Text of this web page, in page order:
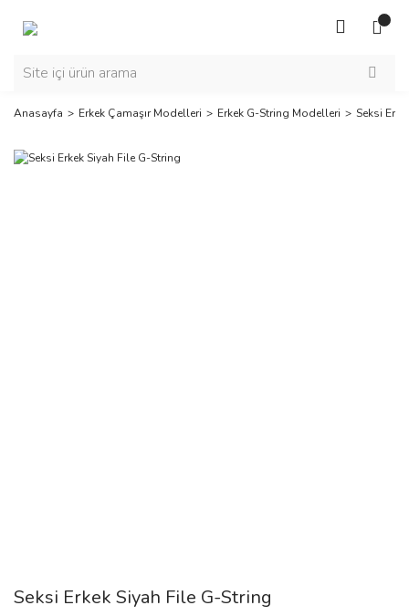
Anasayfa Erkek Çamaşır Modelleri Erkek G-String Modelleri Seksi
Seksi Erkek Siyah File G-String